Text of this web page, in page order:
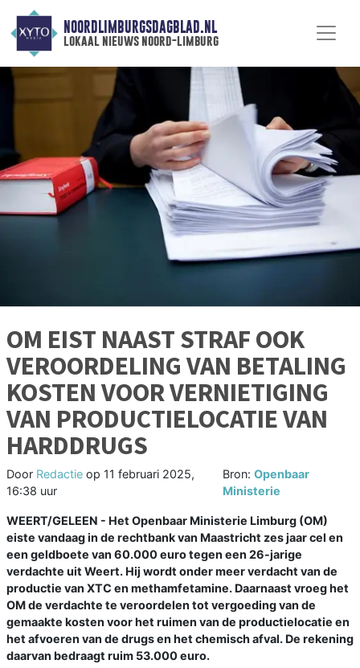
NOORDLIMBURGSDAGBLAD.NL
lokaal nieuws noord-limburg
OM EIST NAAST STRAF OOK
VEROORDELING VAN BETALING
KOSTEN VOOR VERNIETIGING
VAN PRODUCTIELOCATIE VAN
HARDDRUGS
Door Redactie op 11 februari 2025,
16:38 uur
Bron: Openbaar
Ministerie
WEERT/GELEEN - Het Openbaar Ministerie Limburg (OM)
eiste vandaag in de rechtbank van Maastricht zes jaar cel en
een geldboete van 60.000 euro tegen een 26-jarige
verdachte uit Weert. Hij wordt onder meer verdacht van de
productie van XTC en methamfetamine. Daarnaast vroeg het
OM de verdachte te veroordelen tot vergoeding van de
gemaakte kosten voor het ruimen van de productielocatie en
het afvoeren van de drugs en het chemisch afval. De rekening
daarvan bedraagt ruim 53.000 euro.